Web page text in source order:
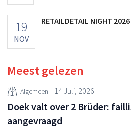
19
NOV
RETAILDETAIL NIGHT 2026
Meest gelezen
Algemeen 14 Juli, 2026
Doek valt over 2 Brüder:
aangevraagd